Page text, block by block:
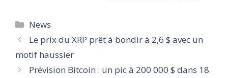
Catégories
News
Le prix du XRP prêt à bondir à 2,6 $ avec un
motif haussier
Prévision Bitcoin : un pic à 200 000 $ dans 18